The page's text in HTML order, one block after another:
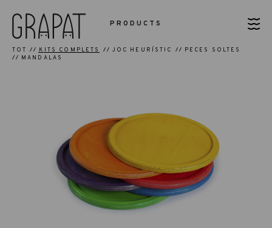
PRODUCTS
TOT KITS COMPLETS JOC HEURÍSTIC
PECES SOLTES
MANDALAS